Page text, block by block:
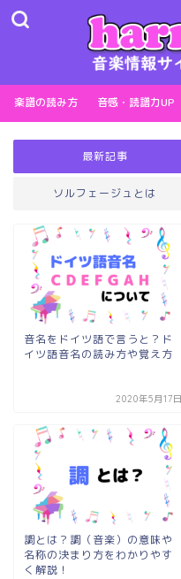
楽譜の読み方 音感・読譜力UP
最新記事
ソルフェージュとは
音名をドイツ語で言うと？ド
イツ語音名の読み方や覚え方
2020年5月17日
調とは？調（音楽）の意味や
名称の決まり方をわかりやす
く解説！